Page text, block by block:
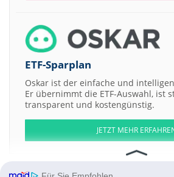
ETF-Sparplan
Oskar ist der einfache und
Er übernimmt die ETF-Auswahl, ist
transparent und kostengünstig.
JETZT MEHR